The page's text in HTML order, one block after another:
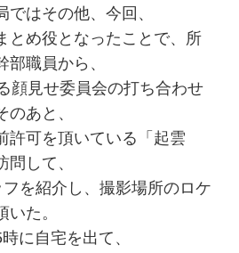
ではその他、今回、
とめ役となったことで、所
職員から、
顔見せ委員会の打ち合わせ
のあと、
許可を頂いている「起雲
問して、
を紹介し、撮影場所のロケ
た。
に自宅を出て、